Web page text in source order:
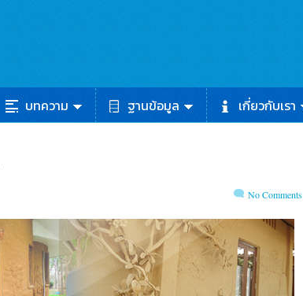
บทความ ฐานข้อมูล เกี่ยวกับเรา
No Comments